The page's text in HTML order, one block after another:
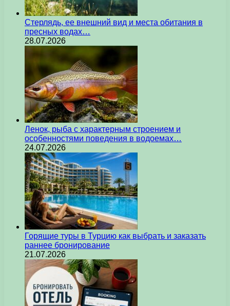
Стерлядь, ее внешний вид и места обитания в
пресных водах…
28.07.2026
Ленок, рыба с характерным строением и
особенностями поведения в водоемах…
24.07.2026
Горящие туры в Турцию как выбрать и заказать
раннее бронирование
21.07.2026